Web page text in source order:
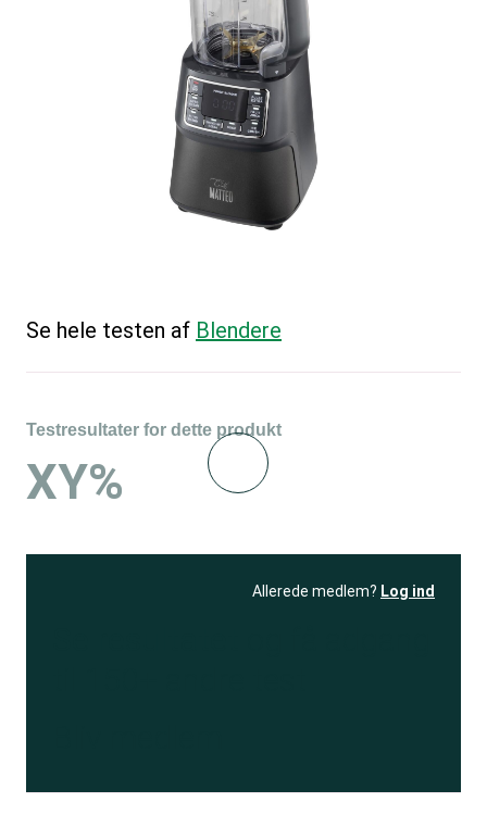
Se hele testen af Blendere
Testresultater for dette produkt
XY%
Allerede medlem? Log ind